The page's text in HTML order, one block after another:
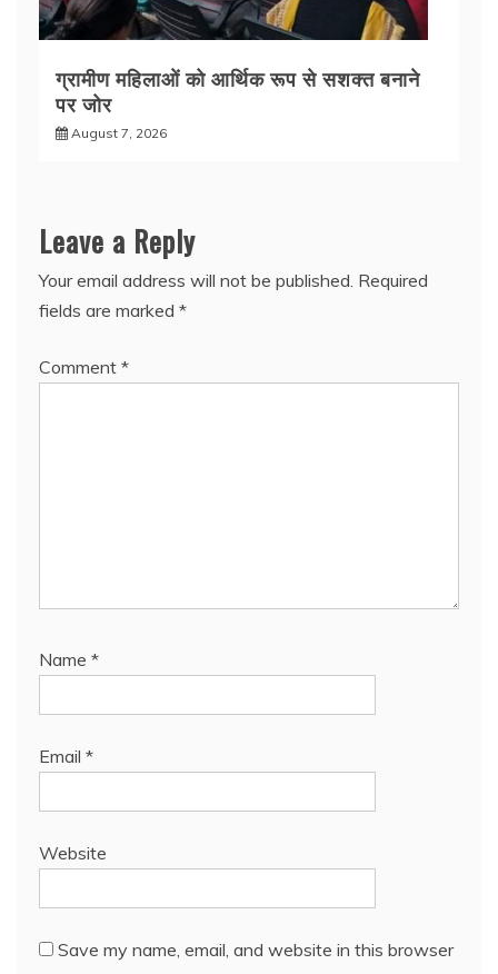
ग्रामीण महिलाओं को आर्थिक रूप से सशक्त बनाने
पर जोर
August 7, 2026
Leave a Reply
Your email address will not be published. Required
fields are marked *
Comment *
Name *
Email *
Website
Save my name, email, and website in this browser